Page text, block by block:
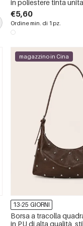
in poliestere tinta
floreali, stile chic
€5,60
Ordine min. di 1 pz.
magazzino in Cina
13-25 GIORNI
Borsa a tracolla
in PU di alta qualità,